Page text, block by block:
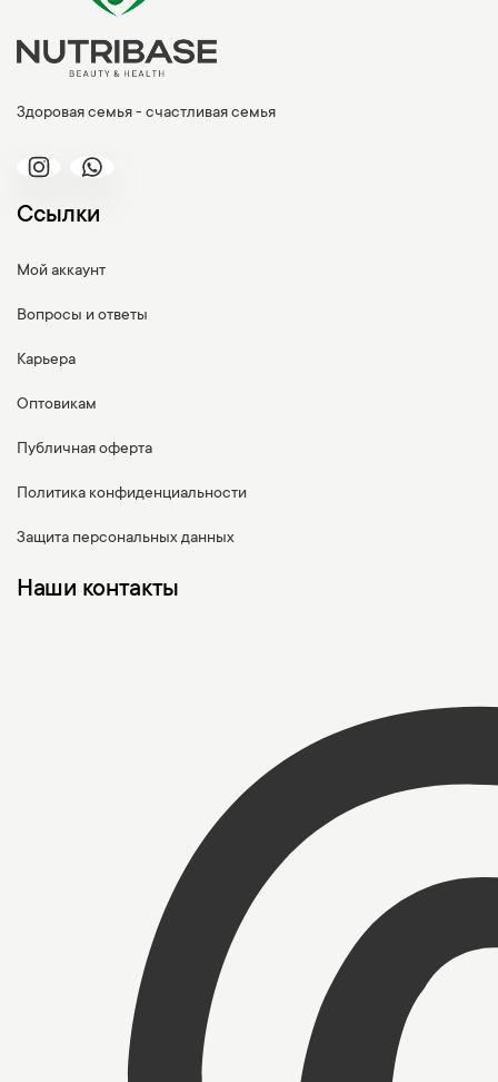
Здоровая семья - счастливая семья
Ссылки
Мой аккаунт
Вопросы и ответы
Карьера
Оптовикам
Публичная оферта
Политика конфиденциальности
Защита персональных данных
Наши контакты